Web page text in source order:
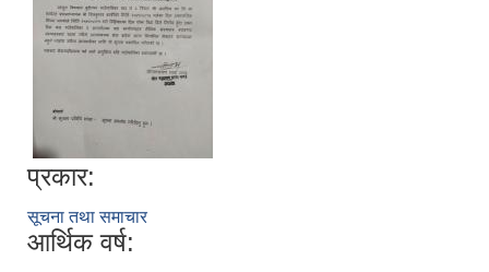
प्रकार:
सूचना तथा समाचार
आर्थिक वर्ष: